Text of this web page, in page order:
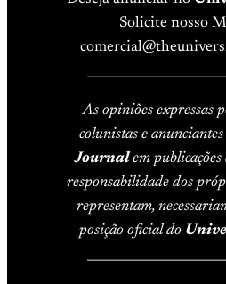
Solicite nosso
As opiniões expressas
colunistas e anunciantes
Journalem publicações
responsabilidade dos
representam,
posição oficial do